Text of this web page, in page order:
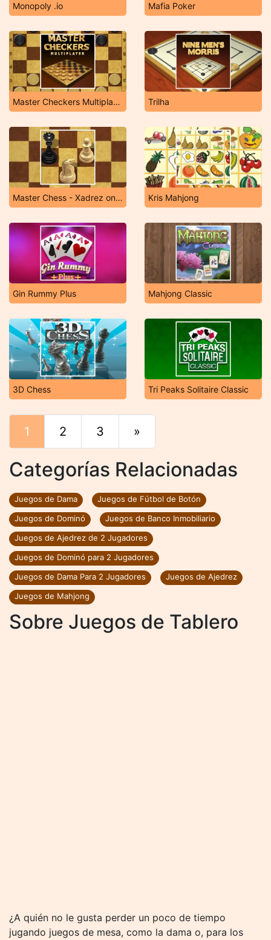
Monopoly .io Mafia Poker
Master Checkers Multiplayer Trilha
Master Chess - Xadrez online Kris Mahjong
Gin Rummy Plus Mahjong Classic
3D Chess Tri Peaks Solitaire Classic
1 2 3 »
Categorías Relacionadas
Juegos de Dama
Juegos de Fútbol de Botón
Juegos de Dominó
Juegos de Banco Inmobiliario
Juegos de Ajedrez de 2 Jugadores
Juegos de Dominó para 2 Jugadores
Juegos de Dama Para 2 Jugadores
Juegos de Ajedrez
Juegos de Mahjong
Sobre Juegos de Tablero
¿A quién no le gusta perder un poco de tiempo
jugando juegos de mesa, como la dama o, para los